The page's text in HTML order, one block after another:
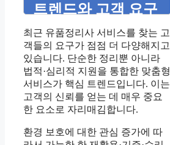
트렌드와 고객 요구
최근 유품정리사 서비스를 찾는 고
객들의 요구가 점점 더 다양해지고
있습니다. 단순한 정리뿐 아니라
법적·심리적 지원을 통합한 맞춤형
서비스가 핵심 트렌드입니다. 이는
고객의 신뢰를 얻는 데 매우 중요
한 요소로 자리매김합니다.
환경 보호에 대한 관심 증가에 따